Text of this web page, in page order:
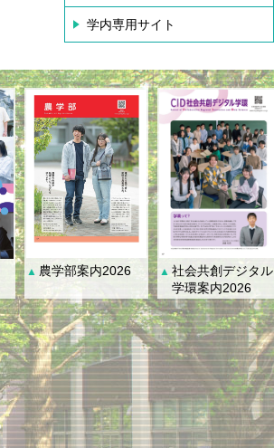
学内専用サイト
▲ 農学部案内2026 ▲ 社会共創デジタル
学環案内2026